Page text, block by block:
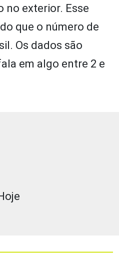
no exterior. Esse
que o número de
Os dados são
em algo entre 2 e